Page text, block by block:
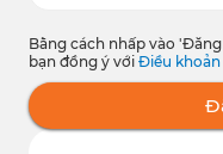
Bằng cách nhấp vào
bạn đồng ý với Điều khoản